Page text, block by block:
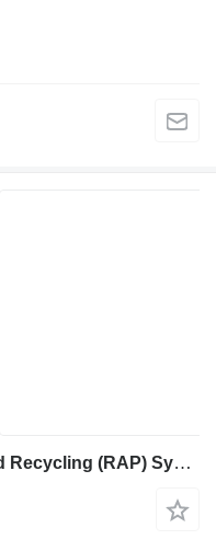
SIGMA ASPHALT PLANTS Cold Recycling (RAP) System